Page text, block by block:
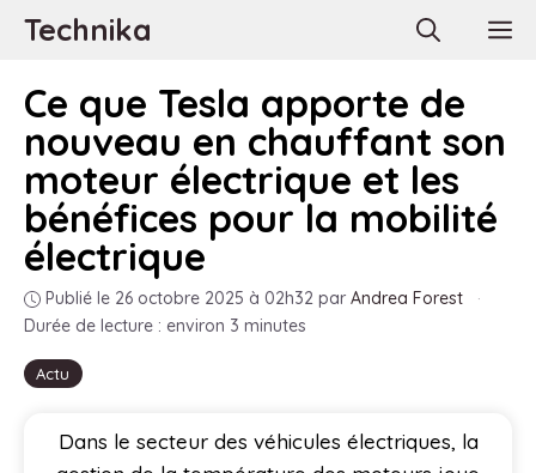
AllerTechnika
Actu
Ce que Tesla apporte de
nouveau en chauffant son
moteur électrique et les
bénéfices pour la mobilité
électrique
Publié le 26 octobre 2025 à 02h32 par Andrea Forest
·
Durée de lecture : environ 3 minutes
Dans le secteur des véhicules électriques, la